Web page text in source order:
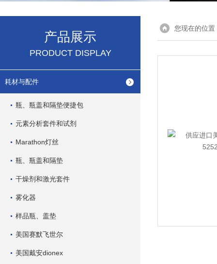
产品展示
PRODUCT DISPLAY
耗材与配件
瓶、瓶盖和隔垫便捷包
元素分析套件和试剂
Marathon灯丝
瓶、瓶盖和隔垫
干燥剂和激光套件
雾化器
样品瓶、盖垫
美国赛默飞世尔
美国戴安dionex
您现在的位置